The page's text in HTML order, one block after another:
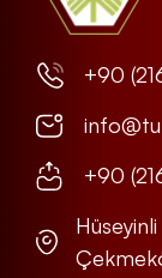
+90
+90